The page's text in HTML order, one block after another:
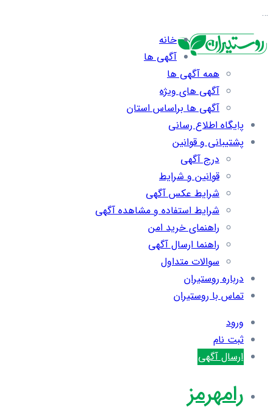
…
خانه
آگهی ها
همه آگهی ها
آگهی های ویژه
آگهی ها براساس استان
پایگاه اطلاع رسانی
پشتیبانی و قوانین
درج آگهی
قوانین و شرایط
شرایط عکس آگهی
شرایط استفاده و مشاهده آگهی
راهنمای خرید امن
راهنما ارسال آگهی
سوالات متداول
درباره روستیران
تماس با روستیران
ورود
ثبت نام
ارسال آگهی
رامهرمز